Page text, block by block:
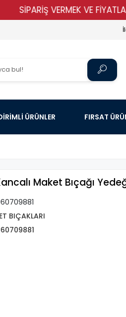
VERMEK VE
ÜRÜNLER FIRSAT
Maket Bıçağı
BIÇAKLARI